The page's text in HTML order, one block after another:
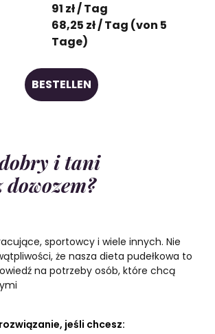
91 zł / Tag
68,25 zł / Tag (von 5
Tage)
BESTELLEN
i tani
sportowcy i wiele innych. Nie
że nasza dieta pudełkowa to
na potrzeby osób, które chcą
jeśli chcesz: